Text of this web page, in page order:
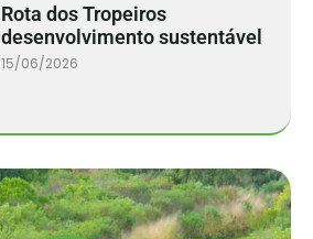
Rota dos Tropeiros
desenvolvimento sustentável
15/06/2026